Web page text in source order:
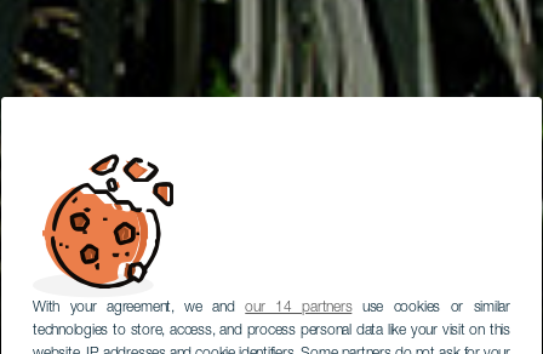
With your agreement, we andour 14 partnersuse cookies or similar
technologies to store, access, and process personal data like your visit on this